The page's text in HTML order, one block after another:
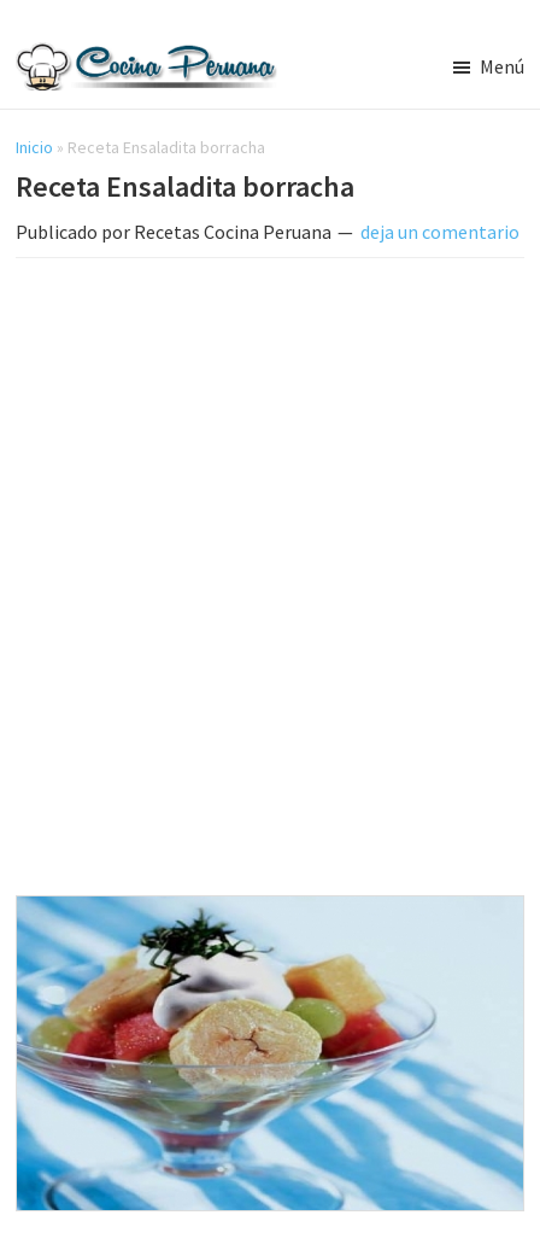
contenido
lateral
principal
Cocina
Peruana,
Recetas
de
Comida
Menú
Inicio » Receta Ensaladita borracha
Receta Ensaladita borracha
Publicado por Recetas Cocina Peruana deja un comentario